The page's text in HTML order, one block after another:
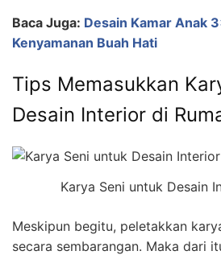
Baca Juga: Desain Kamar Anak
Kenyamanan Buah Hati
Tips Memasukkan
Desain Interior di
Karya Seni untuk Desain
Meskipun begitu, peletakkan
secara sembarangan. Maka dari